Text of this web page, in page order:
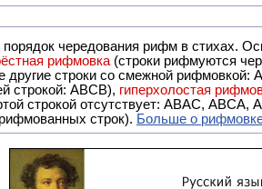
порядок чередования рифм в стихах.
рифмовка (строки рифмуются
через две другие строки со смежной
строкой: АBCB), гиперхолостая
ABAC, ABCA, AABC), смешанная или вольная рифмовка (рифмовка в сложных строфах
строк). Больше о